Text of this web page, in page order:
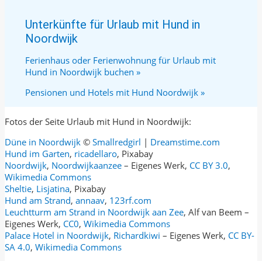
Unterkünfte für Urlaub mit Hund in
Noordwijk
Ferienhaus oder Ferienwohnung für Urlaub mit
Hund in Noordwijk buchen »
Pensionen und Hotels mit Hund Noordwijk »
Fotos der Seite Urlaub mit Hund in Noordwijk:
Düne in Noordwijk © Smallredgirl | Dreamstime.com
Hund im Garten, ricadellaro, Pixabay
Noordwijk, Noordwijkaanzee – Eigenes Werk, CC BY 3.0,
Wikimedia Commons
Sheltie, Lisjatina, Pixabay
Hund am Strand, annaav, 123rf.com
Leuchtturm am Strand in Noordwijk aan Zee, Alf van Beem –
Eigenes Werk, CC0, Wikimedia Commons
Palace Hotel in Noordwijk, Richardkiwi – Eigenes Werk, CC BY-
SA 4.0, Wikimedia Commons